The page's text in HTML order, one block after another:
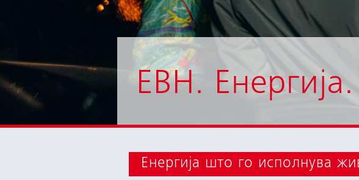
ЕВН.
Енергија што го исполнува